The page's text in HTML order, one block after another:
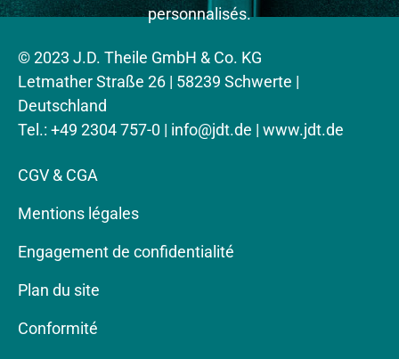
personnalisés.
© 2023 J.D. Theile GmbH & Co. KG
Letmather Straße 26 | 58239 Schwerte |
Deutschland
Tel.: +49 2304 757-0 | info@jdt.de | www.jdt.de
CGV & CGA
Mentions légales
Engagement de confidentialité
Plan du site
Conformité